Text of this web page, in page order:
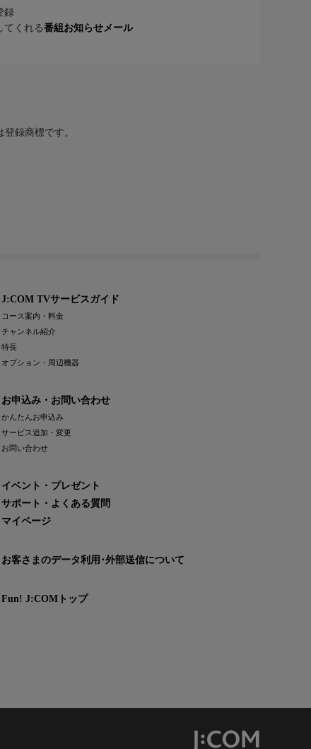
録
てくれる番組お知らせメール
録商標です。
J:COM TVサービスガイド
コース案内・料金
チャンネル紹介
特長
オプション・周辺機器
お申込み・お問い合わせ
かんたんお申込み
サービス追加・変更
お問い合わせ
イベント・プレゼント
サポート・よくある質問
マイページ
お客さまのデータ利用･外部送信について
Fun! J:COMトップ